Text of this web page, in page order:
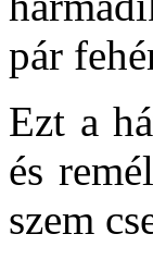
pár
Ezt a
és
szem